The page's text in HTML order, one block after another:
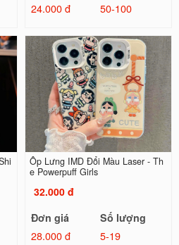
24.000 đ
50-100
Ốp Lưng IMD Đổi Màu Laser - Th
e Powerpuff Girls
32.000 đ
Đơn giá
Số lượng
28.000 đ
5-19